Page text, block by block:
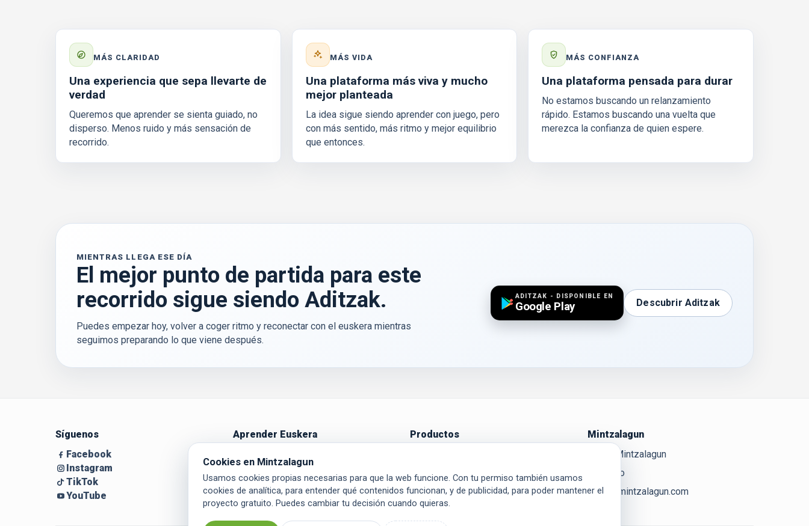
Cookies en Mintzalagun
Usamos cookies propias necesarias para que la web funcione. Con tu permiso también usamos
cookies de analítica, para entender qué contenidos funcionan, y de publicidad, para poder mantener el
proyecto gratuito. Puedes cambiar tu decisión cuando quieras.
MÁS CLARIDAD
Una experiencia que sepa llevarte de
verdad
Queremos que aprender se sienta guiado, no
disperso. Menos ruido y más sensación de
recorrido.
MÁS VIDA
Una plataforma más viva y mucho
mejor planteada
La idea sigue siendo aprender con juego, pero
con más sentido, más ritmo y mejor equilibrio
que entonces.
MÁS CONFIANZA
Una plataforma pensada para durar
No estamos buscando un relanzamiento
rápido. Estamos buscando una vuelta que
merezca la confianza de quien espere.
MIENTRAS LLEGA ESE DÍA
El mejor punto de partida para este
recorrido sigue siendo Aditzak.
Puedes empezar hoy, volver a coger ritmo y reconectar con el euskera mientras
seguimos preparando lo que viene después.
ADITZAK - DISPONIBLE EN
Google Play Descubrir Aditzak
Síguenos
Facebook
Instagram
TikTok
YouTube
Aprender Euskera
Productos
Ikasi
Mintzalagun
Sobre Mintzalagun
Contacto
kaixo@mintzalagun.com